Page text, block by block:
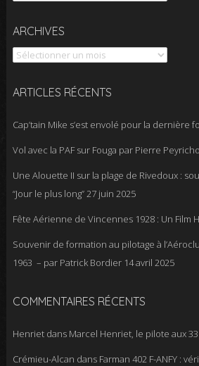
ARCHIVES
Archives
ARTICLES RÉCENTS
Cap’tain Mike s’est envolé pour la dernière
Vol avec la PAF sur Fouga par Pierre
Une Alouette II sur la plage de Rivedoux :
“Jour le plus long”27 juin 2025
Fête Aérienne de Vincennes 1928 : Un Film
Souvenir de formation au pilotage à
1963 – par Patrick Bordier 14 avril 2025
COMMENTAIRES RÉCENTS
Henrietdans Marcel Henriet, le pilote aux
Crémieu-Alcan dans Farman 402 F-ANFY :